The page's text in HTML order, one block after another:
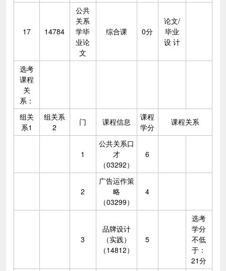
17 14784
公共
关系
学毕
业论
文
综合课 0分
论文/
毕业
设 计
选考
课程
关
系：
组关
系1
组关系
2
门 课程信息
课程
学分
课程关系
1
公共关系口
才
（03292）
6
2
广告运作策
略
（03299）
4
3
品牌设计
（实践）
（14812）
5
选考
学分
不低
于：
21分